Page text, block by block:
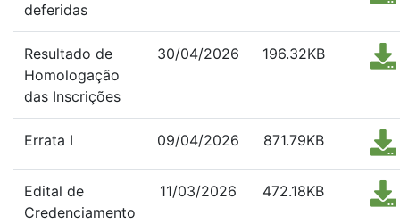
deferidas
Resultado de
Homologação
das Inscrições
30/04/2026 196.32KB
Errata I 09/04/2026 871.79KB
Edital de
Credenciamento
11/03/2026 472.18KB